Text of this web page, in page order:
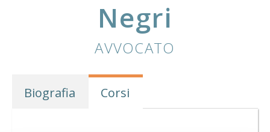
Negri
AVVOCATO
Biografia Corsi